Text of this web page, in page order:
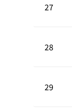
27
28
29